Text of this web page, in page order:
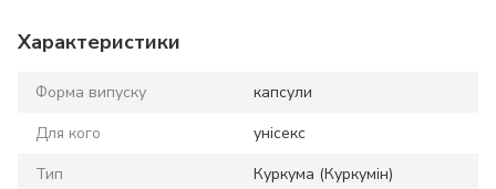
Характеристики
Форма випуску
капсули
Для кого
унісекс
Тип
Куркума (Куркумін)